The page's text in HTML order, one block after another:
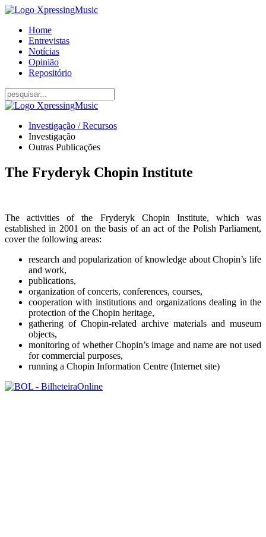
Home
Entrevistas
Notícias
Opinião
Repositório
Investigação / Recursos
Investigação
Outras Publicações
The Fryderyk Chopin Institute
The activities of the Fryderyk Chopin Institute, which was
established in 2001 on the basis of an act of the Polish Parliament,
cover the following areas:
research and popularization of knowledge about Chopin’s life
and work,
publications,
organization of concerts, conferences, courses,
cooperation with institutions and organizations dealing in the
protection of the Chopin heritage,
gathering of Chopin-related archive materials and museum
objects,
monitoring of whether Chopin’s image and name are not used
for commercial purposes,
running a Chopin Information Centre (Internet site)